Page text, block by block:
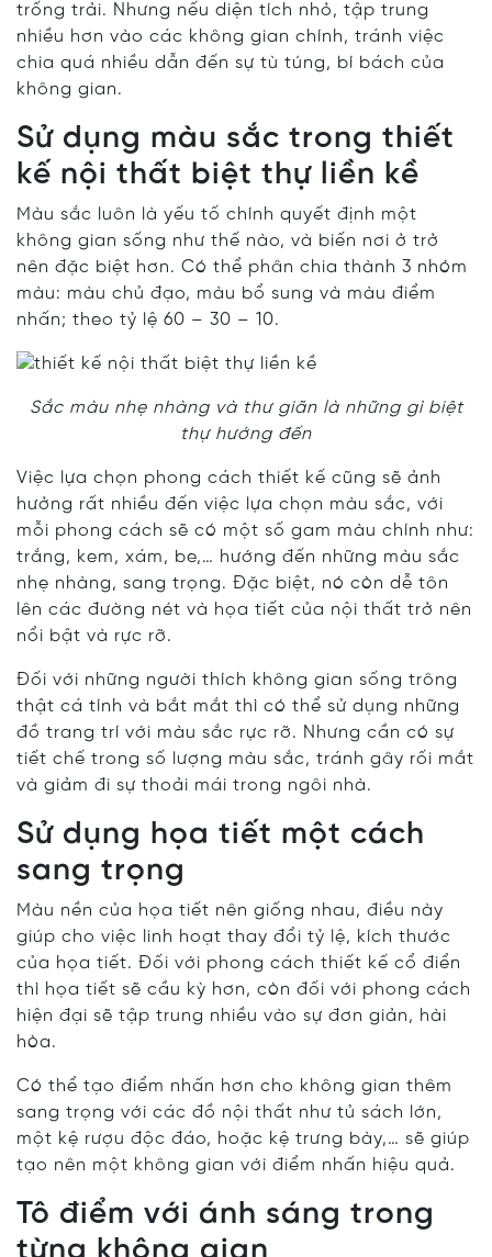
trống trải. Nhưng nếu diện tích nhỏ, tập trung
nhiều hơn vào các không gian chính, tránh việc
chia quá nhiều dẫn đến sự tù túng, bí bách của
không gian.
Sử dụng màu sắc trong thiết
kế nội thất biệt thự liền kề
Màu sắc luôn là yếu tố chính quyết định một
không gian sống như thế nào, và biến nơi ở trở
nên đặc biệt hơn. Có thể phân chia thành 3 nhóm
màu: màu chủ đạo, màu bổ sung và màu điểm
nhấn; theo tỷ lệ 60 – 30 – 10.
Sắc màu nhẹ nhàng và thư giãn là những gì biệt
thự hướng đến
Việc lựa chọn phong cách thiết kế cũng sẽ ảnh
hưởng rất nhiều đến việc lựa chọn màu sắc, với
mỗi phong cách sẽ có một số gam màu chính như:
trắng, kem, xám, be,… hướng đến những màu sắc
nhẹ nhàng, sang trọng. Đặc biệt, nó còn dễ tôn
lên các đường nét và họa tiết của nội thất trở nên
nổi bật và rực rỡ.
Đối với những người thích không gian sống trông
thật cá tính và bắt mắt thì có thể sử dụng những
đồ trang trí với màu sắc rực rỡ. Nhưng cần có sự
tiết chế trong số lượng màu sắc, tránh gây rối mắt
và giảm đi sự thoải mái trong ngôi nhà.
Sử dụng họa tiết một cách
sang trọng
Màu nền của họa tiết nên giống nhau, điều này
giúp cho việc linh hoạt thay đổi tỷ lệ, kích thước
của họa tiết. Đối với phong cách thiết kế cổ điển
thì họa tiết sẽ cầu kỳ hơn, còn đối với phong cách
hiện đại sẽ tập trung nhiều vào sự đơn giản, hài
hòa.
Có thể tạo điểm nhấn hơn cho không gian thêm
sang trọng với các đồ nội thất như tủ sách lớn,
một kệ rượu độc đáo, hoặc kệ trưng bày,… sẽ giúp
tạo nên một không gian với điểm nhấn hiệu quả.
Tô điểm với ánh sáng trong